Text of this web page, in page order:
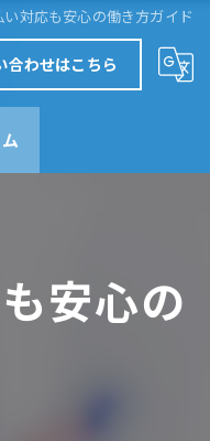
対応も安心の働き方ガイド
合わせはこちら
安心の